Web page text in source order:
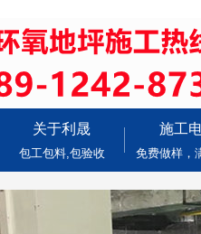
关于利晟
包工包料,包验收
施工
免费做样，